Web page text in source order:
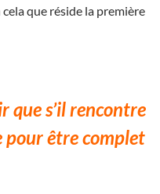
que réside la première
que s’il rencontre
pour être complet